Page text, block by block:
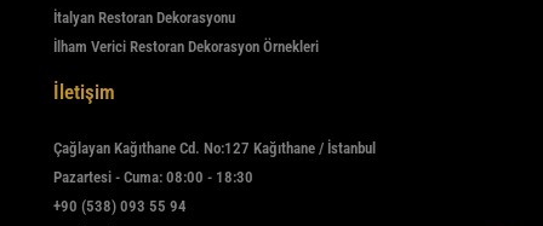
İtalyan Restoran Dekorasyonu
İlham Verici Restoran Dekorasyon Örnekleri
İletişim
Çağlayan Kağıthane Cd. No:127 Kağıthane / İstanbul
Pazartesi - Cuma: 08:00 - 18:30
+90 (538) 093 55 94